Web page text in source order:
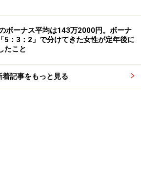
ボーナス平均は143万2000円。ボーナ
5：3：2」で分けてきた女性が定年後に
たこと
着記事をもっと見る